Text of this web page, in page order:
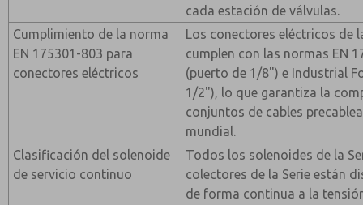
cada estación de válvulas.
Cumplimiento de la norma
EN 175301-803 para
conectores eléctricos
Los conectores eléctricos de
cumplen con las normas EN
(puerto de 1/8") e Industrial
1/2"), lo que garantiza la
conjuntos de cables
mundial.
Clasificación del solenoide
de servicio continuo
Todos los solenoides de la
colectores de la Serie están
de forma continua a la